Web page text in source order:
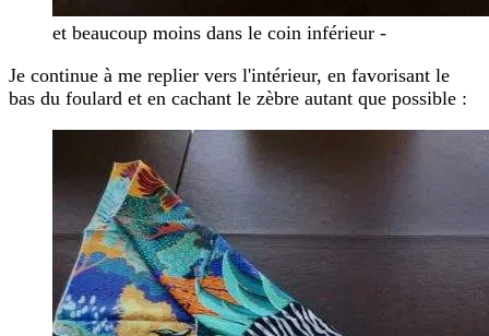
et beaucoup moins dans le coin inférieur -
Je continue à me replier vers l'intérieur, en favorisant le
bas du foulard et en cachant le zèbre autant que possible :